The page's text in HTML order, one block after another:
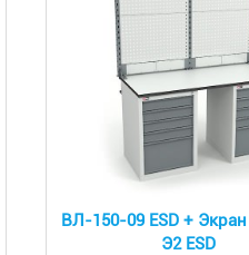
ВЛ-150-09 ESD +
Э2 ESD